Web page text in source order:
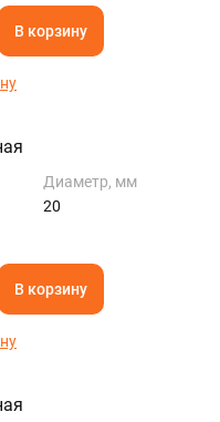
В корзину
Диаметр, мм
20
В корзину